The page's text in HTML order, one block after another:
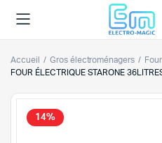
Accueil Gros électroménagers Four
FOUR ÉLECTRIQUE STARONE
14%